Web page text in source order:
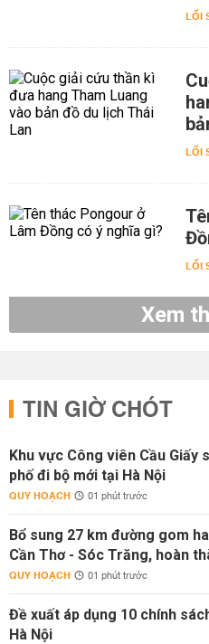
LỐI
LỐI
LỐI
Xem
TIN GIỜ CHÓT
Khu vực Công viên Cầu Giấy
phố đi bộ mới tại Hà Nội
QUY HOẠCH 01 phút trước
Bổ sung 27 km đường gom
Cần Thơ - Sóc Trăng, hoàn
QUY HOẠCH 01 phút trước
Đề xuất áp dụng 10 chính
Hà Nội